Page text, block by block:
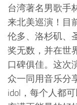
台湾著名男歌手
来北美巡演！目
伦多、洛杉矶、
奖无数，并在世
口碑俱佳。这次
众一同用音乐分
idol，每个人都